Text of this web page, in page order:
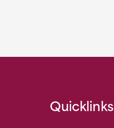
Quicklinks